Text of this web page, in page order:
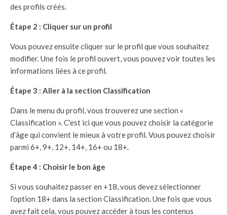
des profils créés.
Étape 2 : Cliquer sur un profil
Vous pouvez ensuite cliquer sur le profil que vous souhaitez
modifier. Une fois le profil ouvert, vous pouvez voir toutes les
informations liées à ce profil.
Étape 3 : Aller à la section Classification
Dans le menu du profil, vous trouverez une section «
Classification ». C’est ici que vous pouvez choisir la catégorie
d’âge qui convient le mieux à votre profil. Vous pouvez choisir
parmi 6+, 9+, 12+, 14+, 16+ ou 18+.
Étape 4 : Choisir le bon âge
Si vous souhaitez passer en +18, vous devez sélectionner
l’option 18+ dans la section Classification. Une fois que vous
avez fait cela, vous pouvez accéder à tous les contenus